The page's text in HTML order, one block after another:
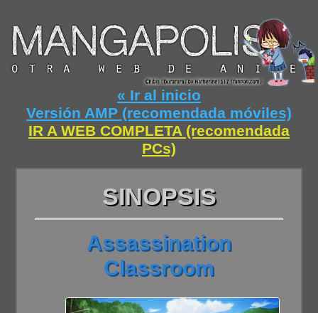
« Ir al inicio
Versión AMP (recomendada móviles)
IR A WEB COMPLETA (recomendada
PCs)
SINOPSIS
Assassination
Classroom